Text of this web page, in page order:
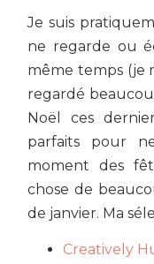
Je suis
ne regarde ou
même temps (je
regardé
Noël ces
parfaits pour
moment des
chose de
de janvier. Ma
Creatively